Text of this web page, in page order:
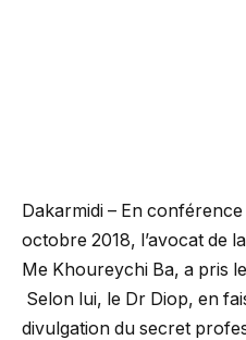
Dakarmidi – En
octobre 2018, l’avocat de
Me Khoureychi Ba, a pris
Selon lui, le Dr Diop, en
divulgation du secret